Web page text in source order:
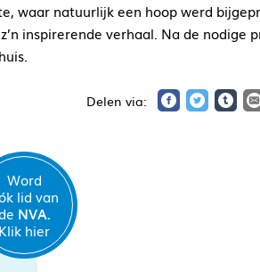
waar natuurlijk een hoop werd
inspirerende verhaal. Na de nodige
Word
lid van
NVA.
Klik hier